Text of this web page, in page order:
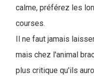
calme, préférez les
courses.
Il ne faut jamais
mais chez l'animal
plus critique qu'ils